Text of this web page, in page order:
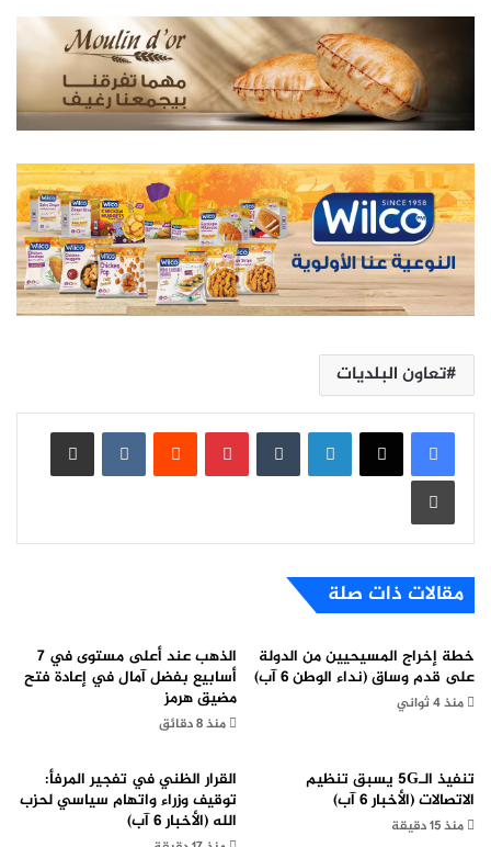
تعاون البلديات
لينكدإن بينتيريست
مشاركة عبر البريد
طباعة
مقالات ذات صلة
خطة إخراج المسيحيين من الدولة
على قدم وساق (نداء الوطن 6 آب)
منذ 4 ثواني
الذهب عند أعلى مستوى في 7
أسابيع بفضل آمال في إعادة فتح
مضيق هرمز
منذ 8 دقائق
تنفيذ الـ5G يسبق تنظيم
الاتصالات (الأخبار 6 آب)
منذ 15 دقيقة
القرار الظني في تفجير المرفأ:
توقيف وزراء واتهام سياسي لحزب
الله (الأخبار 6 آب)